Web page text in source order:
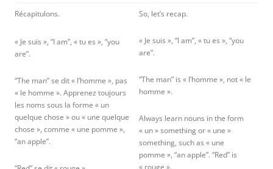
Récapitulons.
« Je suis », “I am”, « tu es », “you
are”.
“The man” se dit « l’homme », pas
« le homme ». Apprenez toujours
les noms sous la forme « un
quelque chose » ou « une quelque
chose », comme « une pomme »,
“an apple”.
So, let’s recap.
« Je suis », “I am”, « tu es », “you
are”.
“The man” is « l’homme », not « le
homme ».
Always learn nouns in the form
« un » something or « une »
something, such as « une
pomme », “an apple”. “Red” is
« rouge ».